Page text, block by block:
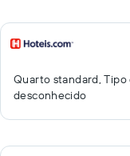
Quarto standard, Tipo
desconhecido